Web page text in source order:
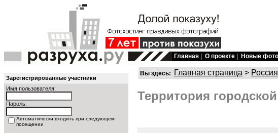
Главная О проекте Новые фото
Зарегистрированные участники
Имя пользователя:
Пароль:
Автоматически входить при следующем
посещении
Вы здесь: Главная страница > Россия
Территория